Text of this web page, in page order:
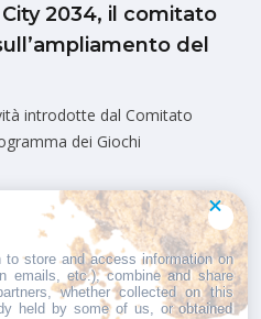
2034, il comitato
del
introdotte dal Comitato
dei Giochi
to store and access information on
emails, etc.), combine and share
whether collected on this
held by some of us, or obtained